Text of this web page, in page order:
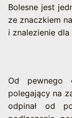
Bolesne jest
ze znaczkiem
i znalezienie
Od pewnego
polegający na
odpinał od